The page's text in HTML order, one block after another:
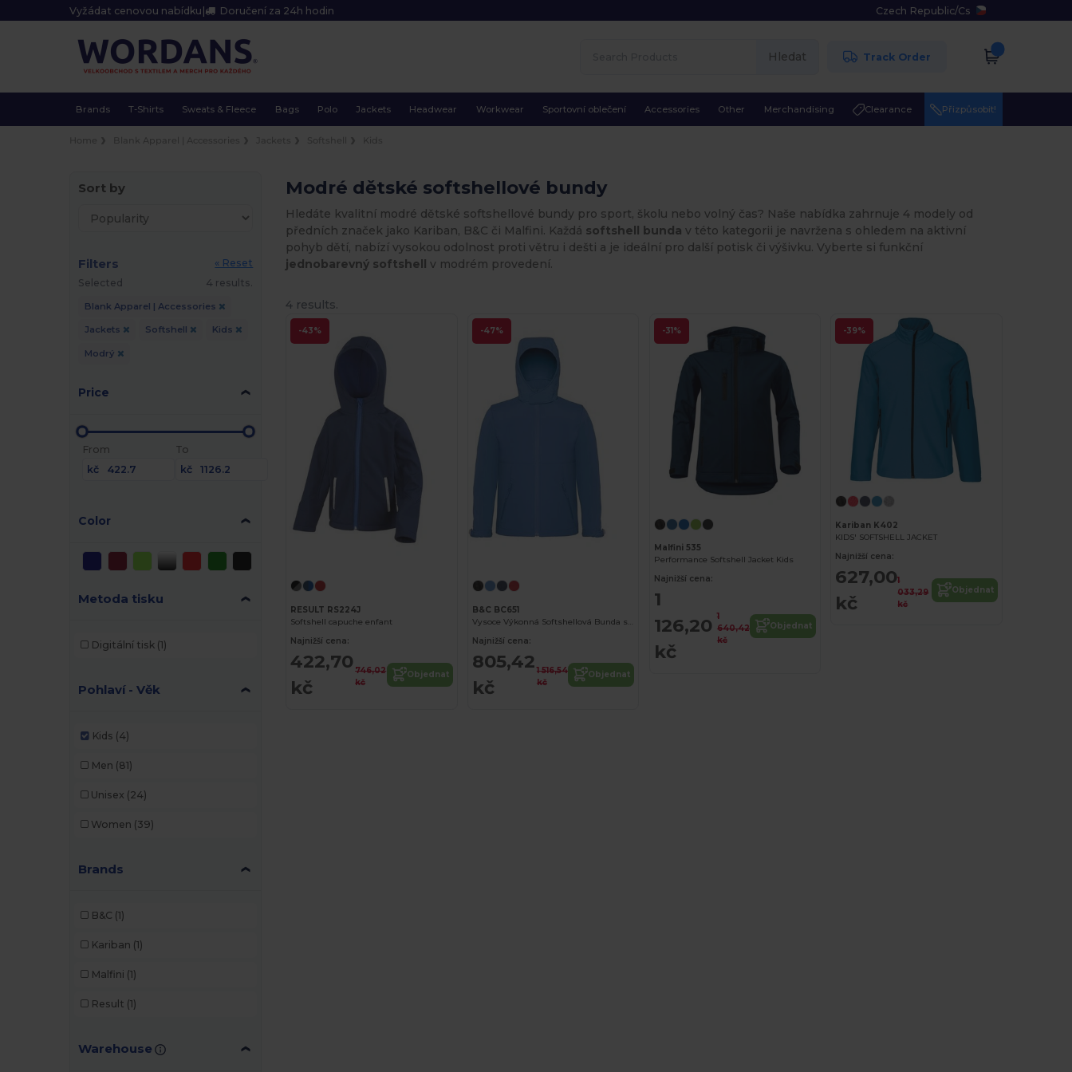
Vyžádat cenovou nabídku | Doručení za 24h hodin Czech Republic/Cs
Hledat Track Order
Brands T-Shirts Sweats & Fleece Bags Polo Jackets Headwear Workwear Sportovní oblečení Accessories Other Merchandising Clearance Přizpůsobit!
Sort by
Filters
« Reset
Selected
4 results.
Blank Apparel | Accessories
Jackets Softshell Kids
Modrý
Price
From
kč
To
kč
Color
Metoda tisku
Digitální tisk (1)
Pohlaví - Věk
Kids (4)
Men (81)
Unisex (24)
Women (39)
Brands
B&C (1)
Kariban (1)
Malfini (1)
Result (1)
Warehouse
Modré dětské softshellové bundy
Hledáte kvalitní modré dětské softshellové bundy pro sport, školu nebo volný čas? Naše nabídka zahrnuje 4 modely od
předních značek jako Kariban, B&C či Malfini. Každá softshell bunda v této kategorii je navržena s ohledem na aktivní
pohyb dětí, nabízí vysokou odolnost proti větru i dešti a je ideální pro další potisk či výšivku. Vyberte si funkční
jednobarevný softshell v modrém provedení.
4 results.
-43%
RESULT RS224J
Softshell capuche enfant
Najnižší cena:
422,70
kč
746,02
kč
Objednat
-47%
B&C BC651
Vysoce Výkonná Softshellová Bunda s Kapucí
Najnižší cena:
805,42
kč
1 516,54
kč
Objednat
-31%
Malfini 535
Performance Softshell Jacket Kids
Najnižší cena:
1
126,20
kč
1
640,42
kč
Objednat
-39%
Kariban K402
KIDS' SOFTSHELL JACKET
Najnižší cena:
627,00
kč
1
033,29
kč
Objednat